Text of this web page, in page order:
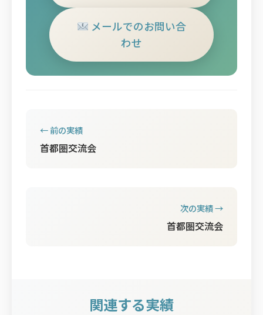
メールでのお問い合
わせ
← 前の実績
首都圏交流会
次の実績 →
首都圏交流会
関連する実績